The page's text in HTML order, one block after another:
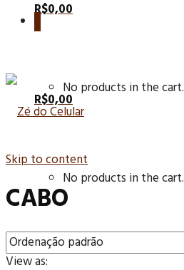
R$0,00
No products in the cart.
R$0,00
No products in the cart.
Skip to content
CABO
View as: